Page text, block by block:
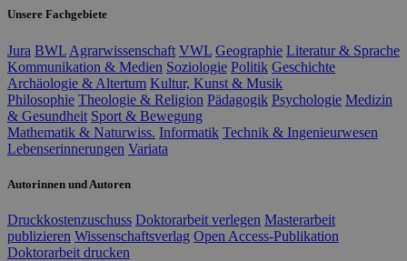
Unsere Fachgebiete
Jura BWL Agrarwissenschaft VWL Geographie Literatur & Sprache
Kommunikation & Medien Soziologie Politik Geschichte
Archäologie & Altertum Kultur, Kunst & Musik
Philosophie Theologie & Religion Pädagogik Psychologie Medizin
& Gesundheit Sport & Bewegung
Mathematik & Naturwiss. Informatik Technik & Ingenieurwesen
Lebenserinnerungen Variata
Autorinnen und Autoren
Druckkostenzuschuss Doktorarbeit verlegen Masterarbeit
publizieren Wissenschaftsverlag Open Access-Publikation
Doktorarbeit drucken